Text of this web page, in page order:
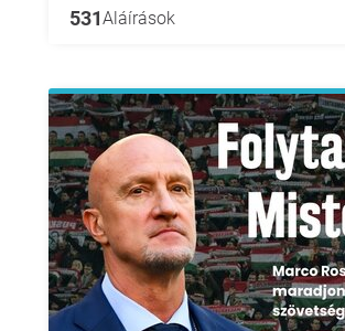
531Aláírások